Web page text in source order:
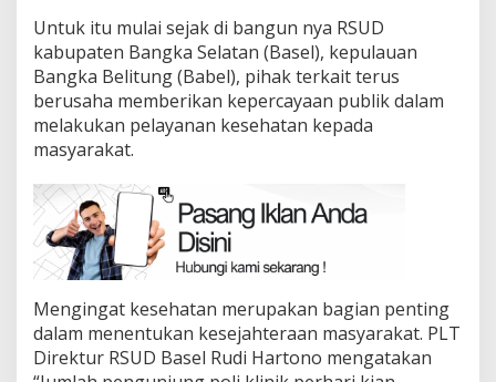
Untuk itu mulai sejak di bangun nya RSUD
kabupaten Bangka Selatan (Basel), kepulauan
Bangka Belitung (Babel), pihak terkait terus
berusaha memberikan kepercayaan publik dalam
melakukan pelayanan kesehatan kepada
masyarakat.
Mengingat kesehatan merupakan bagian penting
dalam menentukan kesejahteraan masyarakat. PLT
Direktur RSUD Basel Rudi Hartono mengatakan